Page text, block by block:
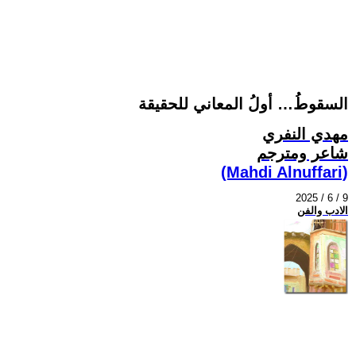
السقوطُ… أولُ المعاني للحقيقة
مهدي النفري
شاعر ومترجم
(Mahdi Alnuffari)
2025 / 6 / 9
الادب والفن